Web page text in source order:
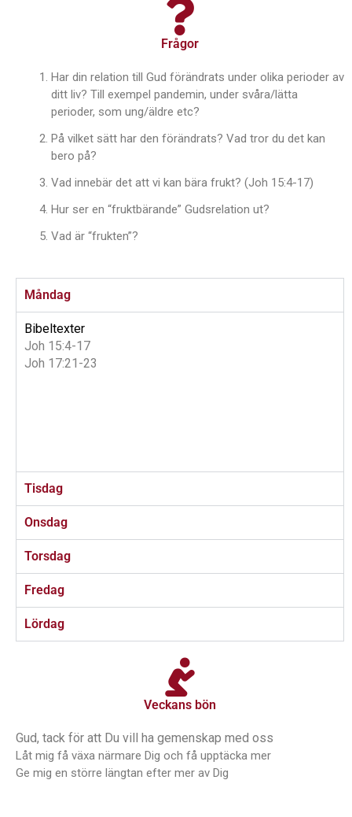
Frågor
Har din relation till Gud förändrats under olika perioder av
ditt liv? Till exempel pandemin, under svåra/lätta
perioder, som ung/äldre etc?
På vilket sätt har den förändrats? Vad tror du det kan
bero på?
Vad innebär det att vi kan bära frukt? (Joh 15:4-17)
Hur ser en “fruktbärande” Gudsrelation ut?
Vad är “frukten”?
Måndag
Bibeltexter
Joh 15:4-17
Joh 17:21-23
Tisdag
Onsdag
Torsdag
Fredag
Lördag
Veckans bön
Gud, tack för att Du vill ha gemenskap med oss
Låt mig få växa närmare Dig och få upptäcka mer
Ge mig en större längtan efter mer av Dig